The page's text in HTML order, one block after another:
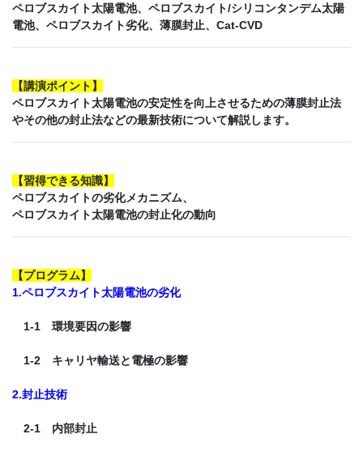
ペロブスカイト太陽電池、ペロブスカイト/シリコンタンデム太陽
電池、ペロブスカイト劣化、薄膜封止、Cat-CVD
【講演ポイント】
ペロブスカイト太陽電池の安定性を向上させるための薄膜封止法
やその他の封止法などの最新技術について解説します。
【習得できる知識】
ペロブスカイトの劣化メカニズム、
ペロブスカイト太陽電池の封止化の動向
【プログラム】
1.ペロブスカイト太陽電池の劣化
1-1 環境要因の影響
1-2 キャリヤ輸送と電極の影響
2.封止技術
2-1 内部封止